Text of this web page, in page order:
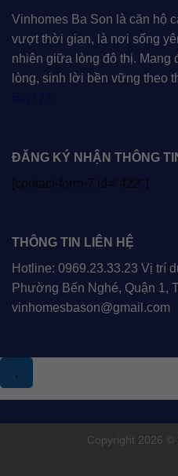
Vinhomes Ba Son là căn hộ
vượt thời gian, là nơi sống
nhiên giữa lòng đô thị. Mang
lòng, sinh lời bền vững theo
ĐĂNG KÝ NHẬN THÔNG
[contact-form-7 id="422"]
THÔNG TIN LIÊN HỆ
Hotline: 0969.23.33.23 Vị trí
Phường Bến Nghé, Quận 1,
vinhomesbason@gmail.com
.
Copyright 2026 ©